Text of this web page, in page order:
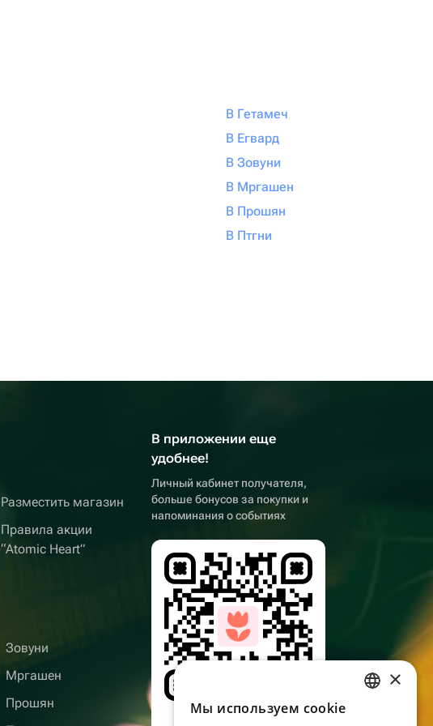
В Гетамеч
В Егвард
В Зовуни
В Мргашен
В Прошян
В Птгни
Разместить магазин
Правила акции
“Atomic Heart”
Зовуни
Мргашен
Прошян
В приложении еще
удобнее!
Личный кабинет получателя,
больше бонусов за покупки и
напоминания о событиях
Наведите камеру,
×
Мы используем сookie